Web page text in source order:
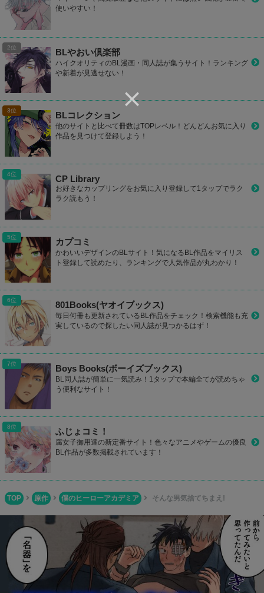
使いやすい！
BLやおい倶楽部
ハイクオリティのBL漫画・同人誌が集うサイト！ランキング
や新着が見逃せない！
BLコレクション
他のサイトと比べて冊数はTOPレベル！どんどんお気に入り
作品を見つけて登録しよう！
CP Library
お好きなカップリングをお気に入り登録して1タップでラク
ラク読もう！
カプコミ
かわいいデザインのBLサイト！気になるBL作品をマイリス
ト登録して読めたり、ランキングで人気作品が丸わかり！
801Books(ヤオイブックス)
毎日何冊も更新されているBL作品をチェック！検索機能も充
実しているので探したい同人誌が見つかるはず！
Boys Books(ボーイズブックス)
BL同人誌が簡単に一気読み！1タップで本編全てが読めちゃ
う便利なサイト！
ふじょコミ！
腐女子御用達の新定番サイト！色々なアニメやゲームの優良
BL作品が多数掲載されています！
TOP 原作 僕のヒーローアカデミア そんな男気捨てちまえ!